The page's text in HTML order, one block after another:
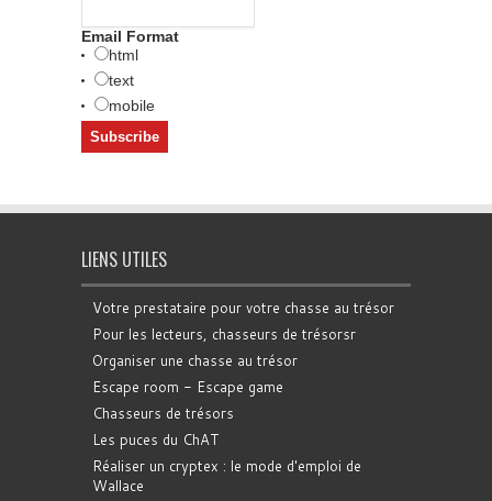
Email Format
html
text
mobile
LIENS UTILES
Votre prestataire pour votre chasse au trésor
Pour les lecteurs, chasseurs de trésorsr
Organiser une chasse au trésor
Escape room - Escape game
Chasseurs de trésors
Les puces du ChAT
Réaliser un cryptex : le mode d'emploi de
Wallace